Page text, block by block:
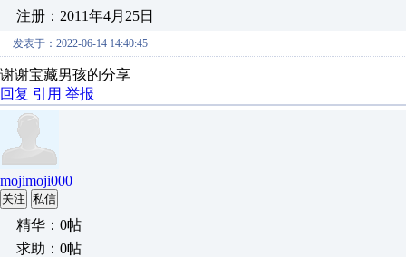
注册：2011年4月25日
发表于：2022-06-14 14:40:45
谢谢宝藏男孩的分享
回复 引用 举报
mojimoji000
关注 私信
精华：0帖
求助：0帖